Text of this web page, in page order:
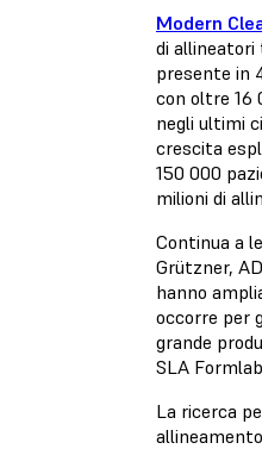
Modern
di
presente in
con oltre 16
negli ultimi
crescita
150 000
milioni di
Continua a
Grützner,
hanno
occorre per
grande
SLA
La ricerca